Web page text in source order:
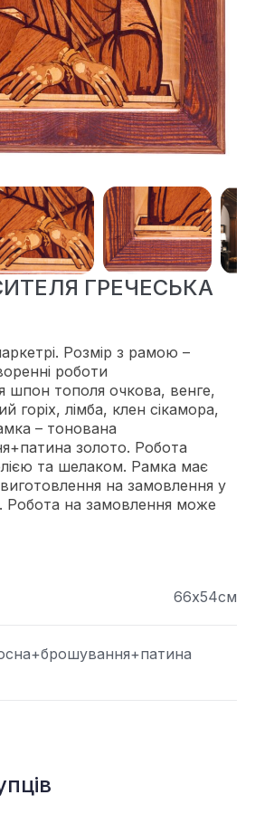
ГРЕЧЕСЬКА
Розмір з рамою –
роботи
шпон тополя очкова, венге,
горіх, лімба, клен сікамора,
– тонована
золото. Робота
та шелаком. Рамка має
на замовлення у
Робота на замовлення може
66х54см